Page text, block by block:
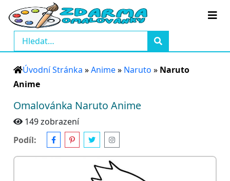
Úvodní Stránka »Anime» Naruto » Naruto
Anime
Omalovánka Naruto Anime
149 zobrazení
Podíl: